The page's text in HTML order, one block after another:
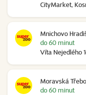
CityMarket,
Mnichovo
Víta Nejedlého
do 60 minut
Moravská
do 60 minut